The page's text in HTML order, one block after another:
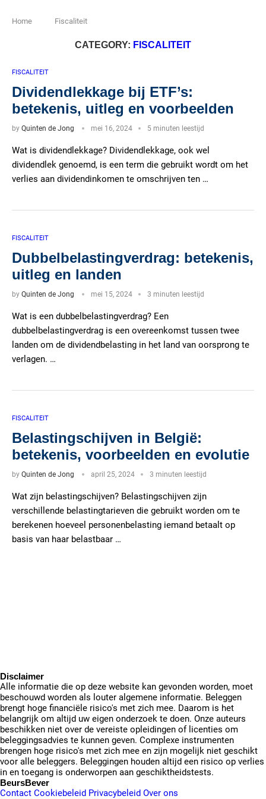
Home Fiscaliteit
CATEGORY: FISCALITEIT
FISCALITEIT
Dividendlekkage bij ETF’s:
betekenis, uitleg en voorbeelden
by Quinten de Jong mei 16, 2024 5 minuten leestijd
Wat is dividendlekkage? Dividendlekkage, ook wel
dividendlek genoemd, is een term die gebruikt wordt om het
verlies aan dividendinkomen te omschrijven ten …
FISCALITEIT
Dubbelbelastingverdrag: betekenis,
uitleg en landen
by Quinten de Jong mei 15, 2024 3 minuten leestijd
Wat is een dubbelbelastingverdrag? Een
dubbelbelastingverdrag is een overeenkomst tussen twee
landen om de dividendbelasting in het land van oorsprong te
verlagen. …
FISCALITEIT
Belastingschijven in België:
betekenis, voorbeelden en evolutie
by Quinten de Jong april 25, 2024 3 minuten leestijd
Wat zijn belastingschijven? Belastingschijven zijn
verschillende belastingtarieven die gebruikt worden om te
berekenen hoeveel personenbelasting iemand betaalt op
basis van haar belastbaar …
Disclaimer
Alle informatie die op deze website kan gevonden worden, moet
beschouwd worden als louter algemene informatie. Beleggen
brengt hoge financiële risico's met zich mee. Daarom is het
belangrijk om altijd uw eigen onderzoek te doen. Onze auteurs
beschikken niet over de vereiste opleidingen of licenties om
beleggingsadvies te kunnen geven. Complexe instrumenten
brengen hoge risico's met zich mee en zijn mogelijk niet geschikt
voor alle beleggers. Beleggingen houden altijd een risico op verlies
in en toegang is onderworpen aan geschiktheidstests.
BeursBever
Contact Cookiebeleid Privacybeleid Over ons